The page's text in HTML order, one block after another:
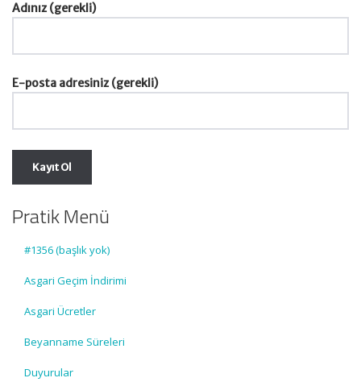
Adınız (gerekli)
E-posta adresiniz (gerekli)
Pratik Menü
#1356 (başlık yok)
Asgari Geçim İndirimi
Asgari Ücretler
Beyanname Süreleri
Duyurular